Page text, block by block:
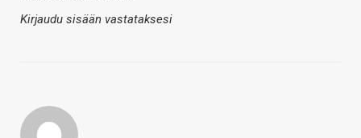
Kirjaudu sisään vastataksesi